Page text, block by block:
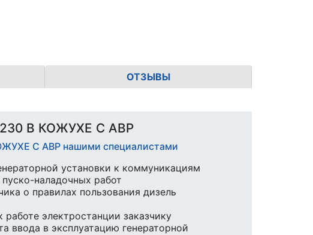
ОТЗЫВЫ
230 В КОЖУХЕ С АВР
С АВР нашими специалистами
установки к коммуникациям
наладочных работ
о правилах пользования дизель
работе электростанции заказчику
ввода в эксплуатацию генераторной